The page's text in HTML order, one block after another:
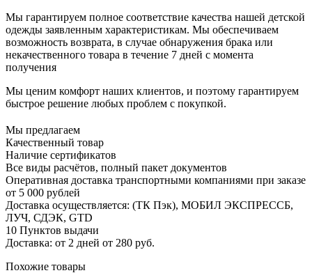
Мы гарантируем полное соответствие качества нашей детской
одежды заявленным характеристикам. Мы обеспечиваем
возможность возврата, в случае обнаружения брака или
некачественного товара в течение 7 дней с момента
получения
Мы ценим комфорт наших клиентов, и поэтому гарантируем
быстрое решение любых проблем с покупкой.
Мы предлагаем
Качественный товар
Наличие сертификатов
Все виды расчётов, полный пакет документов
Оперативная доставка транспортными компаниями при заказе
от 5 000 рублей
Доставка осуществляется: (ТК Пэк), МОБИЛ ЭКСПРЕССБ,
ЛУЧ, СДЭК, GTD
10 Пунктов выдачи
Доставка: от 2 дней от 280 руб.
Похожие товары